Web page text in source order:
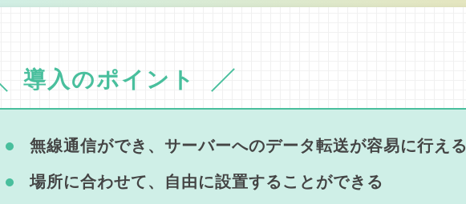
導入のポイント
無線通信ができ、サーバーへのデータ転送が容易に行える
場所に合わせて、自由に設置することができる